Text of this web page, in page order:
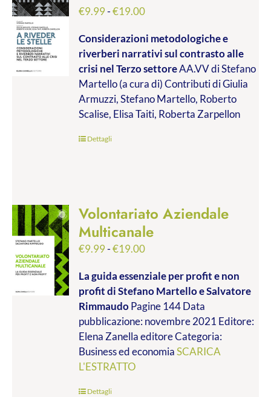
€9.99-€19.00Fascia
prezzo:
da
€9.99
a
€19.00
Considerazioni metodologiche e
riverberi narrativi sul contrasto alle
crisi nel Terzo settoreAA.VV di Stefano
Martello (a cura di) Contributi di Giulia
Armuzzi, Stefano Martello, Roberto
Scalise, Elisa Taiti, Roberta Zarpellon
Dettagli
Volontariato Aziendale
Multicanale
€9.99-€19.00Fascia
prezzo:
da
€9.99
a
€19.00
La guida essenziale per profit e non
profitdi Stefano Martello e Salvatore
RimmaudoPagine 144 Data
pubblicazione: novembre 2021 Editore:
Elena Zanella editore Categoria:
Business ed economiaSCARICA
L'ESTRATTO
Dettagli